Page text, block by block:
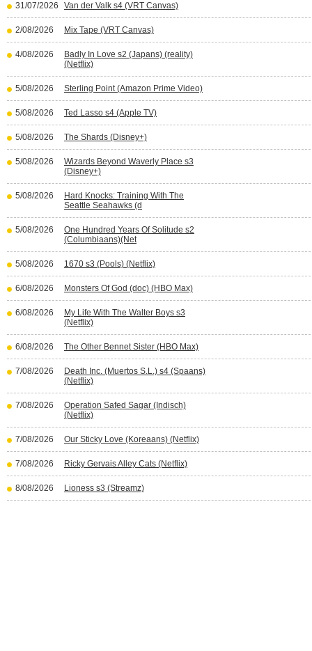
31/07/2026 Van der Valk s4 (VRT Canvas)
2/08/2026 Mix Tape (VRT Canvas)
4/08/2026
Badly In Love s2 (Japans) (reality)
(Netflix)
5/08/2026 Sterling Point (Amazon Prime Video)
5/08/2026 Ted Lasso s4 (Apple TV)
5/08/2026 The Shards (Disney+)
5/08/2026
Wizards Beyond Waverly Place s3
(Disney+)
5/08/2026
Hard Knocks: Training With The
Seattle Seahawks (d
5/08/2026
One Hundred Years Of Solitude s2
(Columbiaans)(Net
5/08/2026 1670 s3 (Pools) (Netflix)
6/08/2026 Monsters Of God (doc) (HBO Max)
6/08/2026
My Life With The Walter Boys s3
(Netflix)
6/08/2026 The Other Bennet Sister (HBO Max)
7/08/2026
Death Inc. (Muertos S.L.) s4 (Spaans)
(Netflix)
7/08/2026
Operation Safed Sagar (Indisch)
(Netflix)
7/08/2026 Our Sticky Love (Koreaans) (Netflix)
7/08/2026 Ricky Gervais Alley Cats (Netflix)
8/08/2026 Lioness s3 (Streamz)